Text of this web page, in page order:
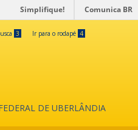
Simplifique! Comunica BR
3 Ir para o rodapé 4
DE UBERLÂNDIA